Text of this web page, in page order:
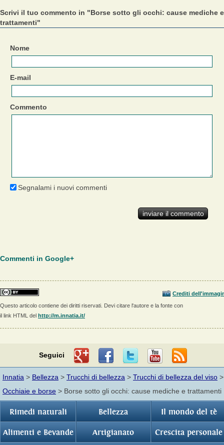
Scrivi il tuo commento in "Borse sotto gli occhi: cause mediche e
trattamenti"
Nome
E-mail
Commento
Segnalami i nuovi commenti
Commenti in Google+
Crediti
Questo articolo contiene dei diritti riservati. Devi citare l'autore e la fonte con
il link HTML del http://m.innatia.it/
Seguici
Innatia > Bellezza > Trucchi di bellezza > Trucchi di bellezza del viso >
Occhiaie e borse > Borse sotto gli occhi: cause mediche e trattamenti
Rimedi naturali Bellezza Il mondo del tè
Alimenti e Bevande Artigianato Crescita personale